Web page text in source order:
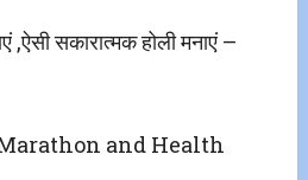
,ऐसी सकारात्मक होली मनाएं –
and Health